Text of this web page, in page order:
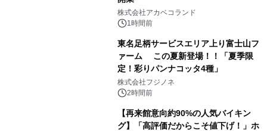
株式会社アカベコランド
1時間前
東名足柄サービスエリア上り富士山フ
ァーム この夏新登場！！「夏季限
定！彩りパンナコッタ4種」
株式会社フジノネ
2時間前
【再来館意向約90%の人気バイキン
グ】「高評価だからこそ値下げ！」ホ